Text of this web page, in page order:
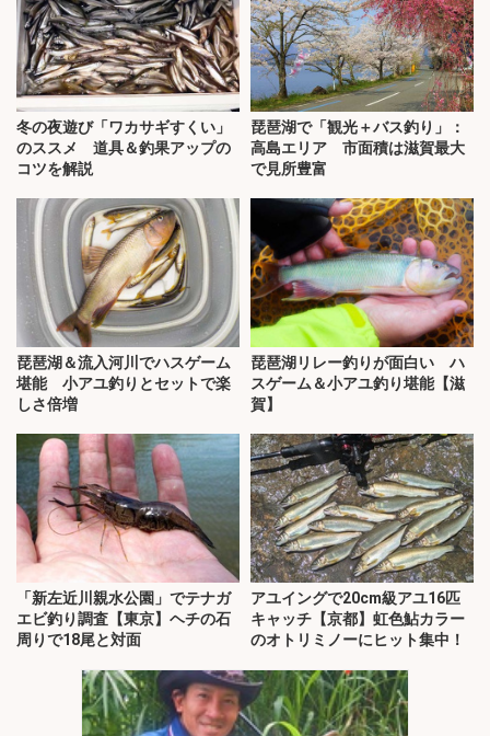
冬の夜遊び「ワカサギすくい」
のススメ 道具＆釣果アップの
コツを解説
琵琶湖で「観光＋バス釣り」：
高島エリア 市面積は滋賀最大
で見所豊富
琵琶湖＆流入河川でハスゲーム
堪能 小アユ釣りとセットで楽
しさ倍増
琵琶湖リレー釣りが面白い ハ
スゲーム＆小アユ釣り堪能【滋
賀】
「新左近川親水公園」でテナガ
エビ釣り調査【東京】ヘチの石
周りで18尾と対面
アユイングで20cm級アユ16匹
キャッチ【京都】虹色鮎カラー
のオトリミノーにヒット集中！